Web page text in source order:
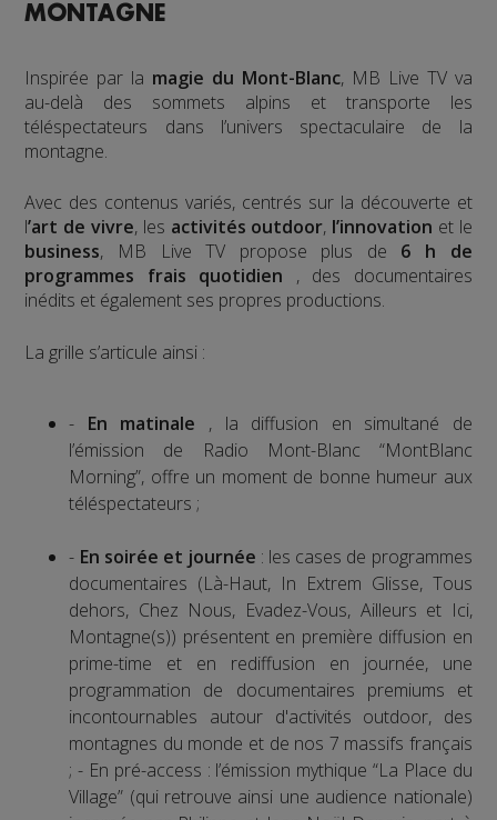
MONTAGNE
Inspirée par la magie du Mont-Blanc, MB Live TV va
au-delà des sommets alpins et transporte les
téléspectateurs dans l’univers spectaculaire de la
montagne.
Avec des contenus variés, centrés sur la découverte et
l’art de vivre, les activités outdoor, l’innovation et le
business, MB Live TV propose plus de 6 h de
programmes frais quotidien , des documentaires
inédits et également ses propres productions.
La grille s’articule ainsi :
- En matinale , la diffusion en simultané de
l’émission de Radio Mont-Blanc “MontBlanc
Morning”, offre un moment de bonne humeur aux
téléspectateurs ;
- En soirée et journée : les cases de programmes
documentaires (Là-Haut, In Extrem Glisse, Tous
dehors, Chez Nous, Evadez-Vous, Ailleurs et Ici,
Montagne(s)) présentent en première diffusion en
prime-time et en rediffusion en journée, une
programmation de documentaires premiums et
incontournables autour d'activités outdoor, des
montagnes du monde et de nos 7 massifs français
; - En pré-access : l’émission mythique “La Place du
Village” (qui retrouve ainsi une audience nationale)